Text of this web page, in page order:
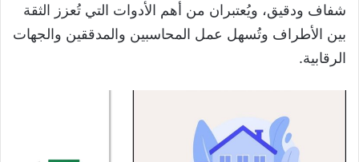
شفاف ودقيق، ويُعتبران من أهم الأدوات التي تُعزز الثقة
بين الأطراف وتُسهل عمل المحاسبين والمدققين والجهات
الرقابية.